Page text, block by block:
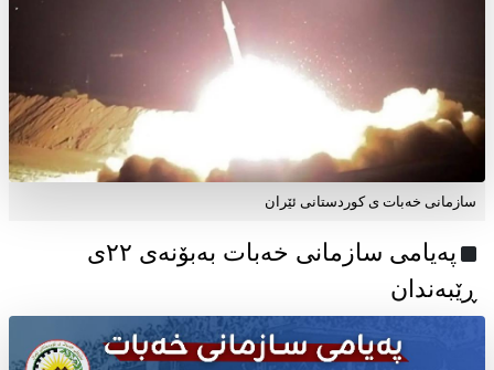
سازمانی خەبات ی کوردستانی ئێران
پەیامی سازمانی خەبات بەبۆنەی ۲۲ی
ڕێبەندان